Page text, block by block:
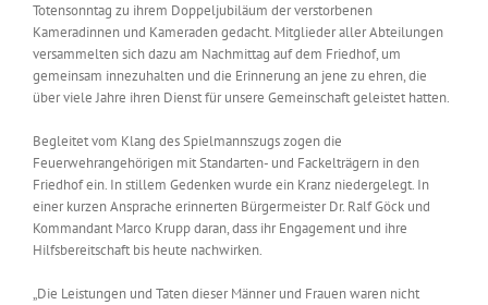
Totensonntag zu ihrem Doppeljubiläum der verstorbenen
Kameradinnen und Kameraden gedacht. Mitglieder aller Abteilungen
versammelten sich dazu am Nachmittag auf dem Friedhof, um
gemeinsam innezuhalten und die Erinnerung an jene zu ehren, die
über viele Jahre ihren Dienst für unsere Gemeinschaft geleistet hatten.
Begleitet vom Klang des Spielmannszugs zogen die
Feuerwehrangehörigen mit Standarten- und Fackelträgern in den
Friedhof ein. In stillem Gedenken wurde ein Kranz niedergelegt. In
einer kurzen Ansprache erinnerten Bürgermeister Dr. Ralf Göck und
Kommandant Marco Krupp daran, dass ihr Engagement und ihre
Hilfsbereitschaft bis heute nachwirken.
„Die Leistungen und Taten dieser Männer und Frauen waren nicht